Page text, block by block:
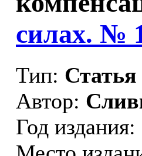
силах. №
Тип: Статья
Автор:
Год издания: